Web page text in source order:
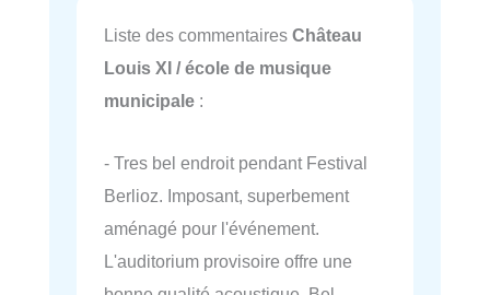
Liste des commentaires Château
Louis XI / école de musique
municipale :
- Tres bel endroit pendant Festival
Berlioz. Imposant, superbement
aménagé pour l'événement.
L'auditorium provisoire offre une